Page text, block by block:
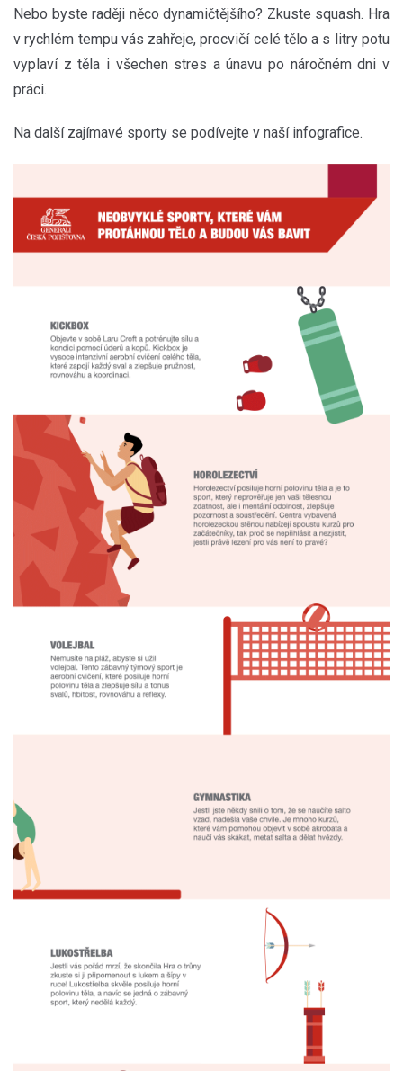
Nebo byste raději něco dynamičtějšího? Zkuste squash. Hra
v rychlém tempu vás zahřeje, procvičí celé tělo a s litry potu
vyplaví z těla i všechen stres a únavu po náročném dni v
práci.
Na další zajímavé sporty se podívejte v naší infografice.